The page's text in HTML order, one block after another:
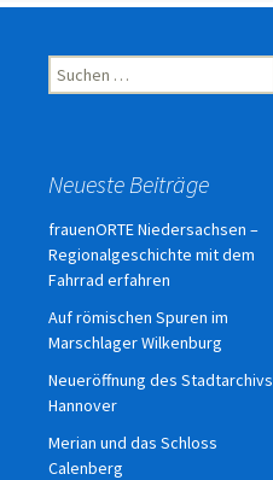
Suchen
nach:
Neueste Beiträge
frauenORTE Niedersachsen –
Regionalgeschichte mit dem
Fahrrad erfahren
Auf römischen Spuren im
Marschlager Wilkenburg
Neueröffnung des Stadtarchivs
Hannover
Merian und das Schloss
Calenberg